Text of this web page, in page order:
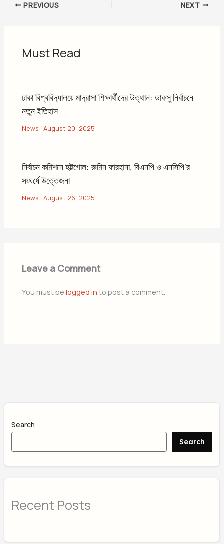
PREVIOUS NEXT
Must Read
ঢাকা বিশ্ববিদ্যালয়ে মাদ্রাসা শিক্ষার্থীদের উত্থান: ডাকসু নির্বাচনে
নতুন ইতিহাস
News |August 20, 2025
নির্বাচন কমিশনে হট্টগোল: রুমিন ফারহানা, বিএনপি ও এনসিপি’র
সংঘর্ষে উত্তেজনা
News |August 26, 2025
Leave a Comment
You must belogged in to post a comment.
Search
Search
Recent Posts